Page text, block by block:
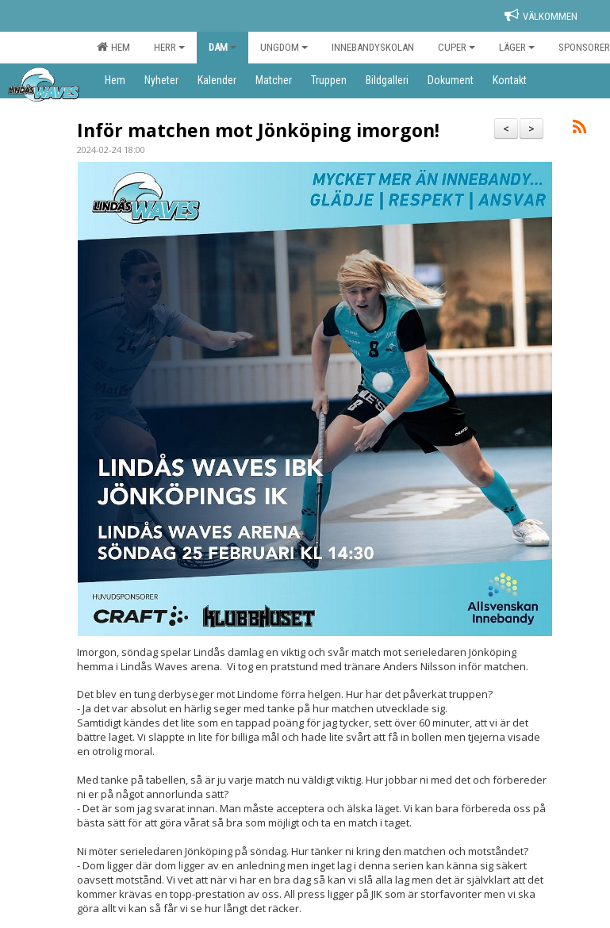
VÄLKOMMEN
HEM HERR DAM UNGDOM INNEBANDYSKOLAN CUPER LÄGER SPONSORER
Hem Nyheter Kalender Matcher Truppen Bildgalleri Dokument Kontakt
>
<
Inför matchen mot Jönköping imorgon!
2024-02-24 18:00
Imorgon, söndag spelar Lindås damlag en viktig och svår match mot serieledaren Jönköping
hemma i Lindås Waves arena. Vi tog en pratstund med tränare Anders Nilsson inför matchen.
Det blev en tung derbyseger mot Lindome förra helgen. Hur har det påverkat truppen?
- Ja det var absolut en härlig seger med tanke på hur matchen utvecklade sig.
Samtidigt kändes det lite som en tappad poäng för jag tycker, sett över 60 minuter, att vi är det
bättre laget. Vi släppte in lite för billiga mål och hade lite svårt att få in bollen men tjejerna visade
en otrolig moral.
Med tanke på tabellen, så är ju varje match nu väldigt viktig. Hur jobbar ni med det och förbereder
ni er på något annorlunda sätt?
- Det är som jag svarat innan. Man måste acceptera och älska läget. Vi kan bara förbereda oss på
bästa sätt för att göra vårat så bra som möjligt och ta en match i taget.
Ni möter serieledaren Jönköping på söndag. Hur tänker ni kring den matchen och motståndet?
- Dom ligger där dom ligger av en anledning men inget lag i denna serien kan känna sig säkert
oavsett motstånd. Vi vet att när vi har en bra dag så kan vi slå alla lag men det är självklart att det
kommer krävas en topp-prestation av oss. All press ligger på JIK som är storfavoriter men vi ska
göra allt vi kan så får vi se hur långt det räcker.